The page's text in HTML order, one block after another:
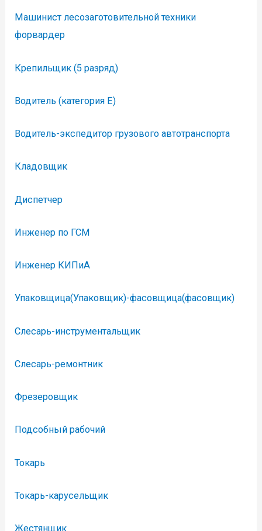
Машинист лесозаготовительной техники
форвардер
Крепильщик (5 разряд)
Водитель (категория Е)
Водитель-экспедитор грузового автотранспорта
Кладовщик
Диспетчер
Инженер по ГСМ
Инженер КИПиА
Упаковщица(Упаковщик)-фасовщица(фасовщик)
Слесарь-инструментальщик
Слесарь-ремонтник
Фрезеровщик
Подсобный рабочий
Токарь
Токарь-карусельщик
Жестянщик